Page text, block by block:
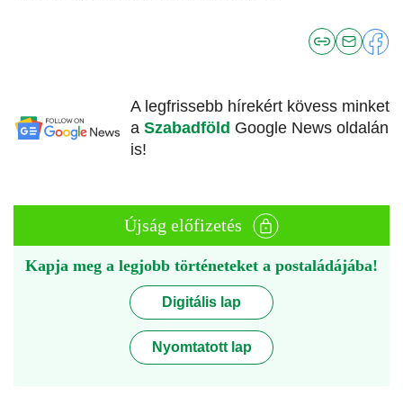
A legfrissebb hírekért kövess minket
a Szabadföld Google News oldalán
is!
Újság előfizetés
Kapja meg a legjobb történeteket a postaládájába!
Digitális lap
Nyomtatott lap